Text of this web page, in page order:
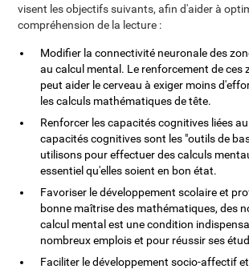
visent les objectifs suivants, afin d'aider à
compréhension de la lecture :
Modifier la connectivité neuronale des
au calcul mental. Le renforcement de ces
peut aider le cerveau à exiger moins
les calculs mathématiques de tête.
Renforcer les capacités cognitives liées
capacités cognitives sont les "outils de
utilisons pour effectuer des calculs
essentiel qu'elles soient en bon état.
Favoriser le développement scolaire et
bonne maîtrise des mathématiques, des
calcul mental est une condition
nombreux emplois et pour réussir ses
Faciliter le développement socio-affectif